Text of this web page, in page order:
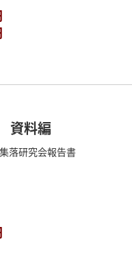
資料編
落研究会報告書